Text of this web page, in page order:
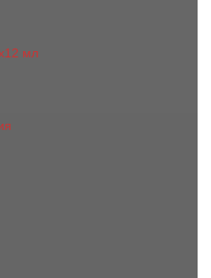
мл